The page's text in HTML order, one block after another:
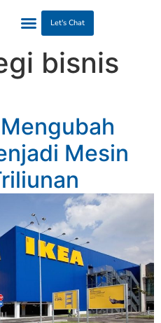
Let's Chat
bisnis
Mesin